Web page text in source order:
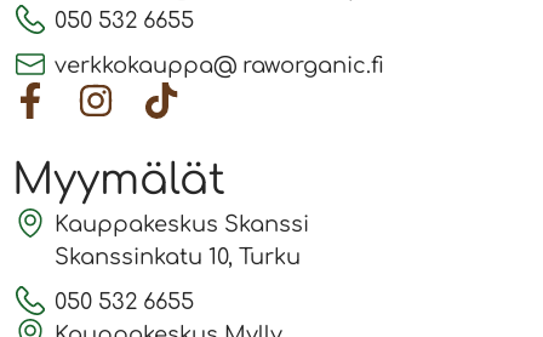
050 532 6655
verkkokauppa@ raworganic.fi
Myymälät
Kauppakeskus Skanssi
Skanssinkatu 10, Turku
050 532 6655